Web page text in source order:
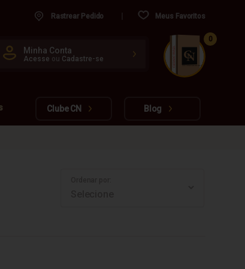
Rastrear Pedido Meus Favoritos
Minha Conta
Acesse ou Cadastre-se
www.cachacarianacional.com.br
CUIDADO FRÁGIL
0
Clube CN Blog